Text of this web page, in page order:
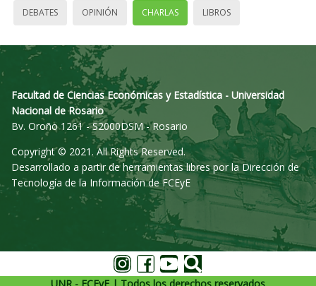
DEBATES OPINIÓN CHARLAS LIBROS
Facultad de Ciencias Económicas y Estadística - Universidad
Nacional de Rosario
Bv. Oroño 1261 - S2000DSM - Rosario
Copyright © 2021. All Rights Reserved.
Desarrollado a partir de herramientas libres por la Dirección de
Tecnología de la Información de FCEyE